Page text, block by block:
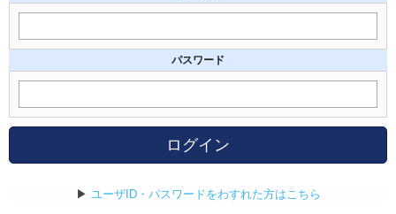
パスワード
ログイン
▶ ユーザID・パスワードをわすれた方はこちら